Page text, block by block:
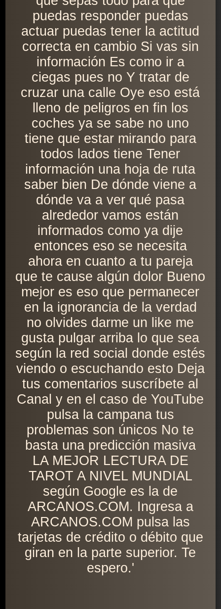
puedas responder puedas
actuar puedas tener la actitud
correcta en cambio Si vas sin
información Es como ir a
ciegas pues no Y tratar de
cruzar una calle Oye eso está
lleno de peligros en fin los
coches ya se sabe no uno
tiene que estar mirando para
todos lados tiene Tener
información una hoja de ruta
saber bien De dónde viene a
dónde va a ver qué pasa
alrededor vamos están
informados como ya dije
entonces eso se necesita
ahora en cuanto a tu pareja
que te cause algún dolor Bueno
mejor es eso que permanecer
en la ignorancia de la verdad
no olvides darme un like me
gusta pulgar arriba lo que sea
según la red social donde estés
viendo o escuchando esto Deja
tus comentarios suscríbete al
Canal y en el caso de YouTube
pulsa la campana tus
problemas son únicos No te
basta una predicción masiva
LA MEJOR LECTURA DE
TAROT A NIVEL MUNDIAL
según Google es la de
ARCANOS.COM. Ingresa a
ARCANOS.COM pulsa las
tarjetas de crédito o débito que
giran en la parte superior. Te
espero.'